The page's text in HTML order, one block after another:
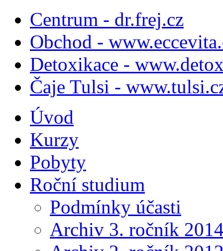
Centrum - dr.frej.cz
Obchod -
Detoxikace -
Čaje Tulsi -
Úvod
Kurzy
Pobyty
Roční studium
Podmínky účasti
Archiv 3. ročník